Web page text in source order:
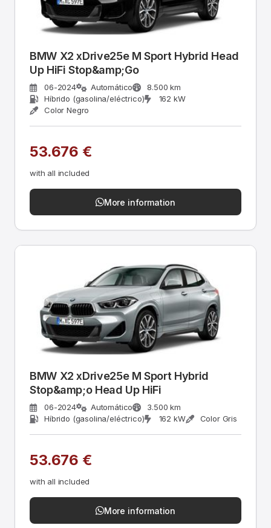
BMW X2 xDrive25e M Sport Hybrid Head
Up HiFi Stop&amp;Go
06-2024 Automático
8.500 km
Híbrido (gasolina/eléctrico)
162 kW
Color Negro
53.676 €
with all included
More information
BMW X2 xDrive25e M Sport Hybrid
Stop&amp;o Head Up HiFi
06-2024 Automático
3.500 km
Híbrido (gasolina/eléctrico)
162 kW Color Gris
53.676 €
with all included
More information